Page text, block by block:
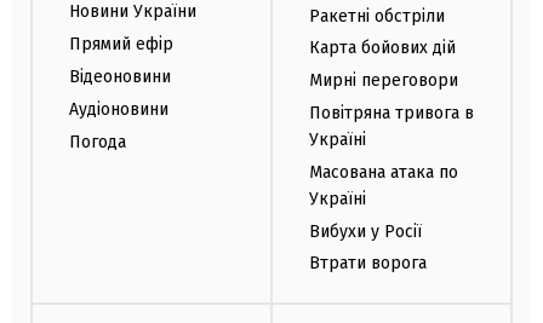
Новини України
Прямий ефір
Відеоновини
Аудіоновини
Погода
Ракетні обстріли
Карта бойових дій
Мирні переговори
Повітряна тривога в
Україні
Масована атака по
Україні
Вибухи у Росії
Втрати ворога